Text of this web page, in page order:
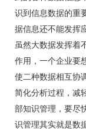
识到信息数据的重
据信息还不能发挥
虽然大数据发挥着
作用，一个企业要
使二种数据相互协
简化分析过程，减
部知识管理，要尽
识管理其实就是数